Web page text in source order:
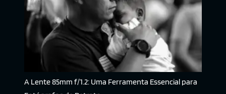
A Lente 85mm f/1.2: Uma Ferramenta Essencial para